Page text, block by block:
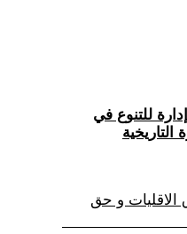
للتنوع في
الاقليات و حق